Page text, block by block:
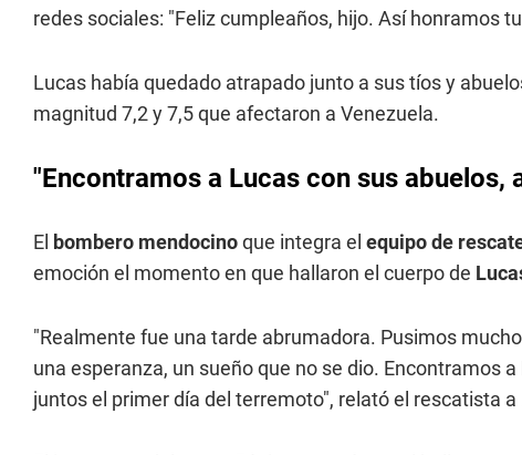
redes sociales: "Feliz cumpleaños, hijo. Así honramos
Lucas había quedado atrapado junto a sus tíos y
magnitud 7,2 y 7,5 que afectaron a Venezuela.
"Encontramos a Lucas con sus abuelos,
El bombero mendocinoque integra el equipode
emoción el momento en que hallaron el cuerpo de
"Realmente fue una tarde abrumadora. Pusimos
una esperanza, un sueño que no se dio. Encontramos a
juntos el primer día del terremoto", relató el rescatista a